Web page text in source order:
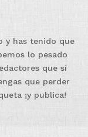
y has tenido que
lo pesado
que sí
que perder
¡y publica!